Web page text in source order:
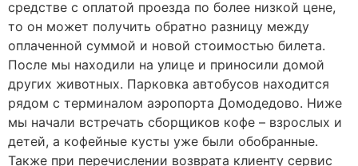
средстве с оплатой проезда по более низкой цене,
то он может получить обратно разницу между
оплаченной суммой и новой стоимостью билета.
После мы находили на улице и приносили домой
других животных. Парковка автобусов находится
рядом с терминалом аэропорта Домодедово. Ниже
мы начали встречать сборщиков кофе – взрослых и
детей, а кофейные кусты уже были обобранные.
Также при перечислении возврата клиенту сервис